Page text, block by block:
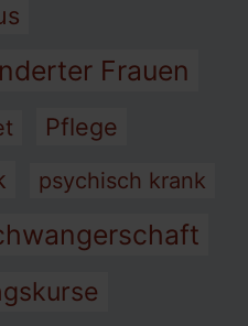
Frauen
Pflege
psychisch krank